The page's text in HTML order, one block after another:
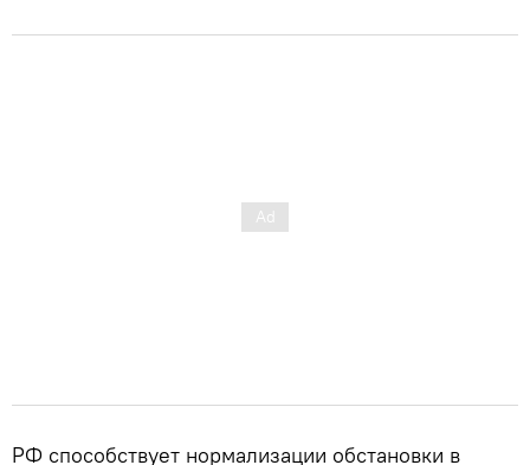
РФ способствует нормализации обстановки в